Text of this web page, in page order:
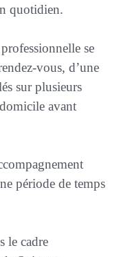
quotidien.
se
vous, d’une
sur plusieurs
avant
période de temps
le cadre